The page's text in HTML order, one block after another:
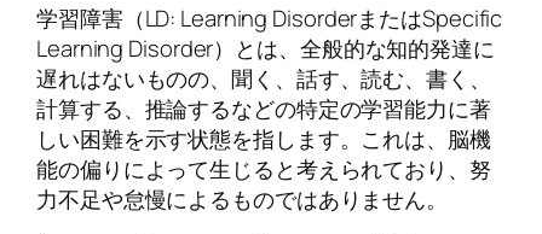
学習障害（LD: Learning DisorderまたはSpecific
Learning Disorder）とは、全般的な知的発達に
遅れはないものの、聞く、話す、読む、書く、
計算する、推論するなどの特定の学習能力に著
しい困難を示す状態を指します。これは、脳機
能の偏りによって生じると考えられており、努
力不足や怠慢によるものではありません。